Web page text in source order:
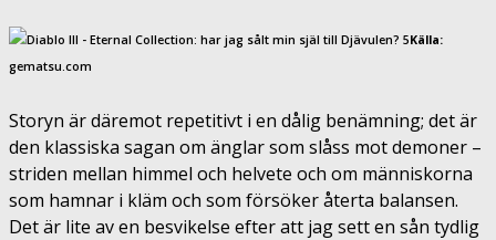
Källa:
gematsu.com
Storyn är däremot repetitivt i en dålig benämning; det är
den klassiska sagan om änglar som slåss mot demoner –
striden mellan himmel och helvete och om människorna
som hamnar i kläm och som försöker återta balansen.
Det är lite av en besvikelse efter att jag sett en sån tydlig